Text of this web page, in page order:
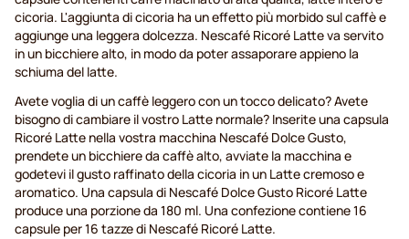
cicoria. L'aggiunta di cicoria ha un effetto più morbido sul caffè e
aggiunge una leggera dolcezza. Nescafé Ricoré Latte va servito
in un bicchiere alto, in modo da poter assaporare appieno la
schiuma del latte.
Avete voglia di un caffè leggero con un tocco delicato? Avete
bisogno di cambiare il vostro Latte normale? Inserite una capsula
Ricoré Latte nella vostra macchina Nescafé Dolce Gusto,
prendete un bicchiere da caffè alto, avviate la macchina e
godetevi il gusto raffinato della cicoria in un Latte cremoso e
aromatico. Una capsula di Nescafé Dolce Gusto Ricoré Latte
produce una porzione da 180 ml. Una confezione contiene 16
capsule per 16 tazze di Nescafé Ricoré Latte.